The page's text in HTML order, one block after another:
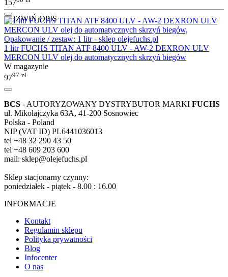
ROZWIŃ OPIS
157
1 litr FUCHS TITAN ATF 8400 ULV - AW-2 DEXRON ULV
MERCON ULV olej do automatycznych skrzyń biegów
W magazynie
9797 zł
BCS - AUTORYZOWANY DYSTRYBUTOR MARKI FUCHS
ul. Mikołajczyka 63A, 41-200 Sosnowiec
Polska - Poland
NIP (VAT ID) PL6441036013
tel +48 32 290 43 50
tel +48 609 203 600
mail: sklep@olejefuchs.pl
Sklep stacjonarny czynny:
poniedziałek - piątek - 8.00 : 16.00
INFORMACJE
Kontakt
Regulamin sklepu
Polityka prywatności
Blog
Infocenter
O nas